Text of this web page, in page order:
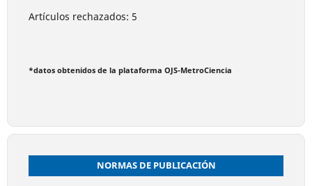
Artículos rechazados: 5
*datos obtenidos de la plataforma OJS-MetroCiencia
NORMAS DE PUBLICACIÓN